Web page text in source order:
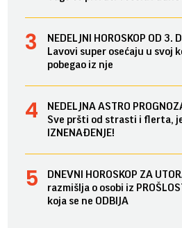
NEDELJNI HOROSKOP OD 3.
Lavovi super osećaju u svoj
pobegao iz nje
NEDELJNA ASTRO
Sve pršti od strasti i flerta,
IZNENAĐENJE!
DNEVNI HOROSKOP ZA
razmišlja o osobi iz
koja se ne ODBIJA